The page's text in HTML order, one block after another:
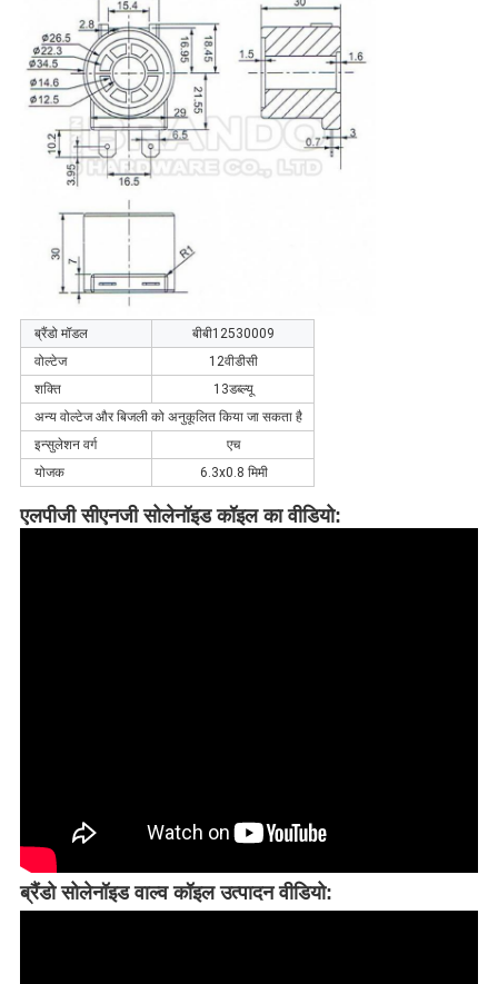
ब्रैंडो मॉडल
बीबी12530009
वोल्टेज
12वीडीसी
शक्ति
13डब्ल्यू
अन्य वोल्टेज और बिजली को अनुकूलित किया जा सकता है
इन्सुलेशन वर्ग
एच
योजक
6.3x0.8 मिमी
एलपीजी सीएनजी सोलेनॉइड कॉइल का वीडियो:
ब्रैंडो सोलेनॉइड वाल्व कॉइल उत्पादन वीडियो: